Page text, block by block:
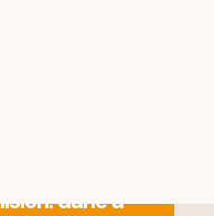
gracias
y
darle a